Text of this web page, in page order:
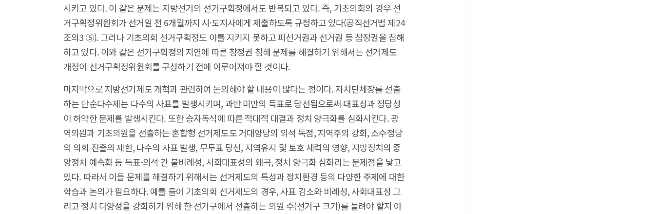
시키고 있다. 이 같은 문제는 지방선거의 선거구획정에서도 반복되고 있다. 즉, 기초의회의 경우 선
거구획정위원회가 선거일 전 6개월까지 시·도지사에게 제출하도록 규정하고 있다(공직선거법 제24
조의3 ⑤). 그러나 기초의회 선거구획정도 이를 지키지 못하고 피선거권과 선거권 등 참정권을 침해
하고 있다. 이와 같은 선거구획정의 지연에 따른 참정권 침해 문제를 해결하기 위해서는 선거제도
개정이 선거구획정위원회를 구성하기 전에 이루어져야 할 것이다.
마지막으로 지방선거제도 개혁과 관련하여 논의해야 할 내용이 많다는 점이다. 자치단체장를 선출
하는 단순다수제는 다수의 사표를 발생시키며, 과반 미만의 득표로 당선됨으로써 대표성과 정당성
이 허약한 문제를 발생시킨다. 또한 승자독식에 따른 적대적 대결과 정치 양극화를 심화시킨다. 광
역의원과 기초의원을 선출하는 혼합형 선거제도도 거대양당의 의석 독점, 지역주의 강화, 소수정당
의 의회 진출의 제한, 다수의 사표 발생, 무투표 당선, 지역유지 및 토호 세력의 영향, 지방정치의 중
앙정치 예속화 등 득표-의석 간 불비례성, 사회대표성의 왜곡, 정치 양극화 심화라는 문제점을 낳고
있다. 따라서 이들 문제를 해결하기 위해서는 선거제도의 특성과 정치환경 등의 다양한 주제에 대한
학습과 논의가 필요하다. 예를 들어 기초의회 선거제도의 경우, 사표 감소와 비례성, 사회대표성 그
리고 정치 다양성을 강화하기 위해 한 선거구에서 선출하는 의원 수(선거구 크기)를 늘려야 할지 아